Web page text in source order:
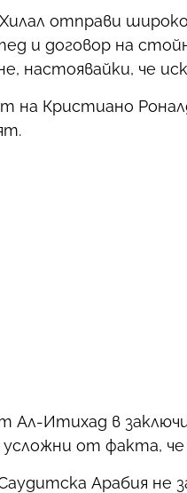
отправи
и договор на
настоявайки, че
на Кристиано
Ал-Итихад в
от факта,
Арабия не